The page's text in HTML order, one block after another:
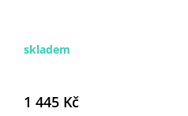
skladem
1 445 Kč